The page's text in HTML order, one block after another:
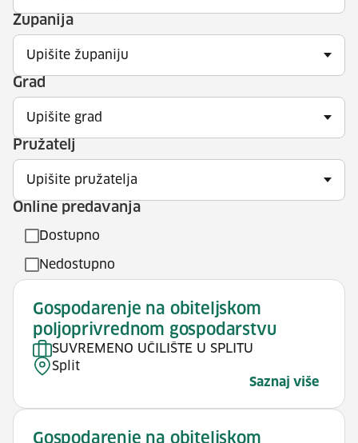
Županija
Upišite županiju
Grad
Upišite grad
Pružatelj
Upišite pružatelja
Online predavanja
Dostupno
Nedostupno
Gospodarenje na obiteljskom
poljoprivrednom gospodarstvu
SUVREMENO UČILIŠTE U SPLITU
Split
Saznaj više
Gospodarenje na obiteljskom